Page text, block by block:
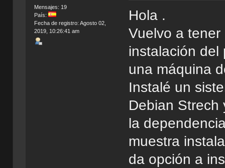
Mensajes: 19
País:
Fecha de registro: Agosto 02,
2019, 10:26:41 am
Hola .
Vuelvo a
instalación del
una máquina
Instalé un
Debian
la
muestra
da opción a